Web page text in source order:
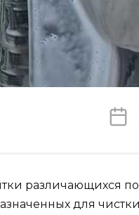
различающихся
для